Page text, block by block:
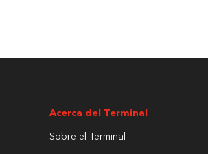
Acerca del Terminal
Sobre el Terminal